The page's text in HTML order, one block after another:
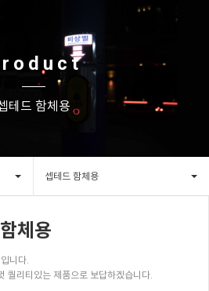
테드 함체용
셉테드 함체용
체용
니다.
퀄리티있는 제품으로 보답하겠습니다.